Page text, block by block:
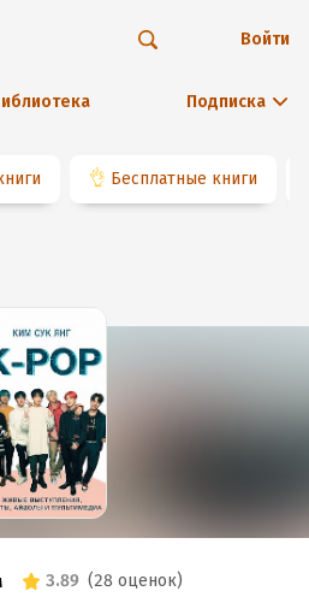
Подписка
Войти
👌 Бесплатные книги
3.89 (28 оценок)